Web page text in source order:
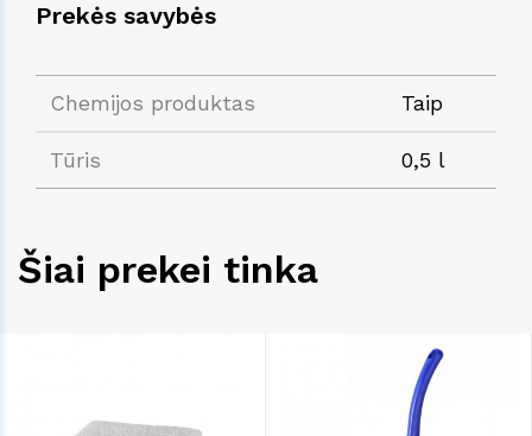
Prekės savybės
Chemijos produktas Taip
Tūris 0,5 l
Šiai prekei tinka